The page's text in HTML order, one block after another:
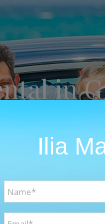
in
with an average
Ilia